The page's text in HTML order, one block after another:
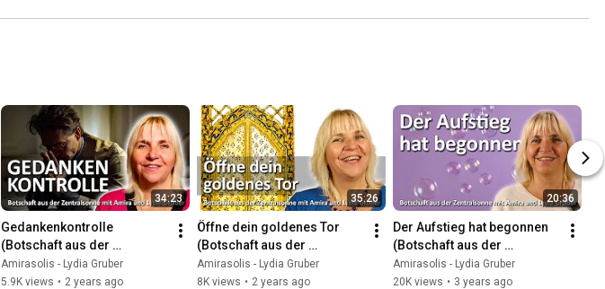
34:23
Gedankenkontrolle
(Botschaft aus der
Zentralsonne | 25.10.23 |
Channeling)
Amirasolis - Lydia Gruber
5.9K views • 2 years ago
35:26
Öffne dein goldenes Tor
(Botschaft aus der
Zentralsonne | 11.10.23 |
Channeling)
Amirasolis - Lydia Gruber
8K views • 2 years ago
20:36
Der Aufstieg hat begonnen
(Botschaft aus der
Zentralsonne | 12.7.23 |
Channeling)
Amirasolis - Lydia Gruber
20K views • 3 years ago